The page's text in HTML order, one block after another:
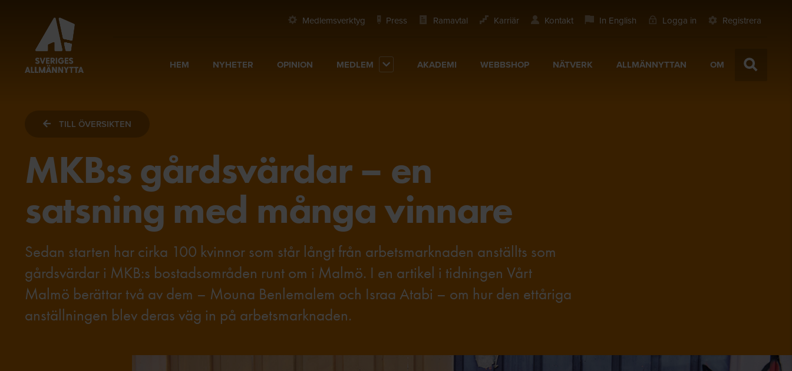
Medlemsverktyg Press Ramavtal Karriär Kontakt In English Logga in Registrera
HEM NYHETER OPINION MEDLEM AKADEMI WEBBSHOP NÄTVERK ALLMÄNNYTTAN OM
TILL ÖVERSIKTEN
MKB:s gårdsvärdar – en
satsning med många vinnare
Sedan starten har cirka 100 kvinnor som står långt från arbetsmarknaden anställts som
gårdsvärdar i MKB:s bostadsområden runt om i Malmö. I en artikel i tidningen Vårt
Malmö berättar två av dem – Mouna Benlemalem och Israa Atabi – om hur den ettåriga
anställningen blev deras väg in på arbetsmarknaden.